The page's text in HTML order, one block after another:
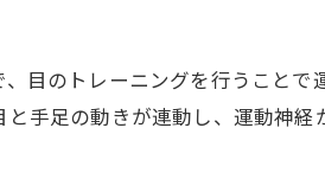
目のトレーニングを行うことで
手足の動きが連動し、運動神経